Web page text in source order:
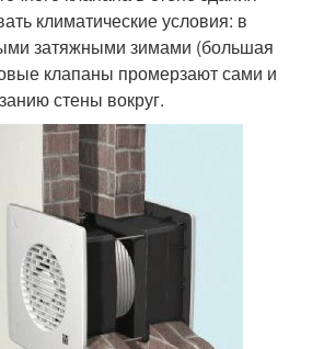
климатические условия: в
затяжными зимами (большая
клапаны промерзают сами и
стены вокруг.